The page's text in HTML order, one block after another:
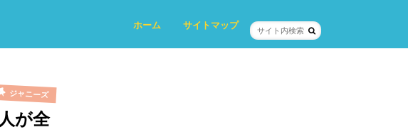
ホーム サイトマップ
プロフィール
プライバシーポリシー
お問い合わせ
ジャニーズ
が全